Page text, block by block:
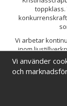
Vi arbetar
inom
pyssel. Målet är
utveckla vårt
Vi använder
och